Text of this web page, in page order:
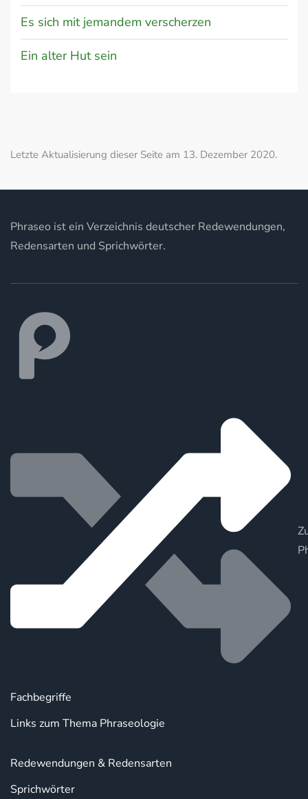
Es sich mit jemandem verscherzen
Ein alter Hut sein
Letzte Aktualisierung dieser Seite am 13. Dezember 2020.
Phraseo ist ein Verzeichnis deutscher Redewendungen,
Redensarten und Sprichwörter.
Fachbegriffe
Links zum Thema Phraseologie
Redewendungen & Redensarten
Sprichwörter